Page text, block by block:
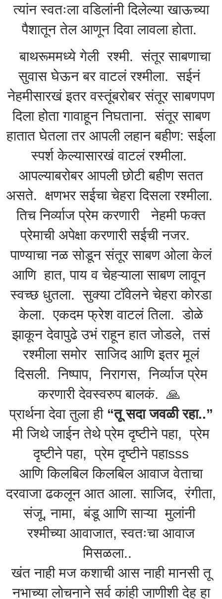
त्यांन स्वतःला वडिलांनी दिलेल्या खाऊच्या
पैशातून तेल आणून दिवा लावला होता.
बाथरूममध्ये गेली रश्मी. संतूर साबणाचा
सुवास घेऊन बर वाटलं रश्मीला. सईनं
नेहमीसारखं इतर वस्तूंबरोबर संतूर साबणपण
दिला होता गावाहून निघताना. संतूर साबण
हातात घेतला तर आपली लहान बहीण: सईला
स्पर्श केल्यासारखं वाटलं रश्मीला.
आपल्याबरोबर आपली छोटी बहीण सतत
असते. क्षणभर सईचा चेहरा दिसला रश्मीला.
तिच निर्व्याज प्रेम करणारी नेहमी फक्त
प्रेमाची अपेक्षा करणारी सईची नजर.
पाण्याचा नळ सोडून संतूर साबण ओला केलं
आणि हात, पाय व चेहऱ्याला साबण लावून
स्वच्छ धुतला. सुक्या टॉवेलने चेहरा कोरडा
केला. एकदम फ्रेश वाटलं तिला. डोळे
झाकून देवापुढे उभं राहून हात जोडले, तसं
रश्मीला समोर साजिद आणि इतर मूलं
दिसली. निष्पाप, निरागस, निर्व्याज प्रेम
करणारी देवस्वरुप बालकं. 🙏
प्रार्थना देवा तुला ही “तू सदा जवळी रहा..”
मी जिथे जाईन तेथे प्रेम दृष्टीने पहा, प्रेम
दृष्टीने पहा, प्रेम दृष्टीने पहाsss
आणि किलबिल किलबिल आवाज वेताचा
दरवाजा ढकलून आत आला. साजिद, रंगीता,
संजू, नामा, बंडू आणि साऱ्या मुलांनी
रश्मीच्या आवाजात, स्वतःचा आवाज
मिसळला..
खंत नाही मज कशाची आस नाही मानसी तू
नभाच्या लोचनाने सर्व कांही जाणीशी देह हा